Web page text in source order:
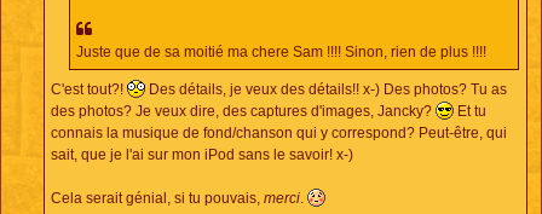
Juste que de sa moitié ma chere Sam !!!! Sinon, rien de plus !!!!
C'est tout?!
Des détails, je veux des détails!! x-) Des photos? Tu as
des photos? Je veux dire, des captures d'images, Jancky?
Et tu
connais la musique de fond/chanson qui y correspond? Peut-être, qui
sait, que je l'ai sur mon iPod sans le savoir! x-)
Cela serait génial, si tu pouvais, merci